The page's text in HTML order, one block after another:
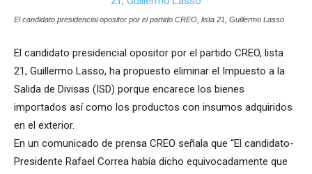
El candidato presidencial opositor por el partido CREO, lista 21, Guillermo Lasso
El candidato presidencial opositor por el partido CREO, lista
21, Guillermo Lasso, ha propuesto eliminar el Impuesto a la
Salida de Divisas (ISD) porque encarece los bienes
importados así como los productos con insumos adquiridos
en el exterior.
En un comunicado de prensa CREO señala que “El candidato-
Presidente Rafael Correa había dicho equivocadamente que